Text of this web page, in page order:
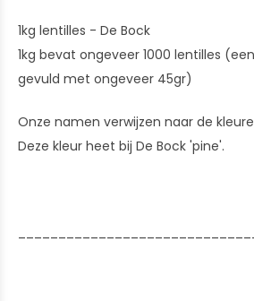
1kg lentilles - De Bock
1kg bevat ongeveer 1000 lentilles
gevuld met ongeveer 45gr)
Onze namen verwijzen naar de
Deze kleur heet bij De Bock 'pine'.